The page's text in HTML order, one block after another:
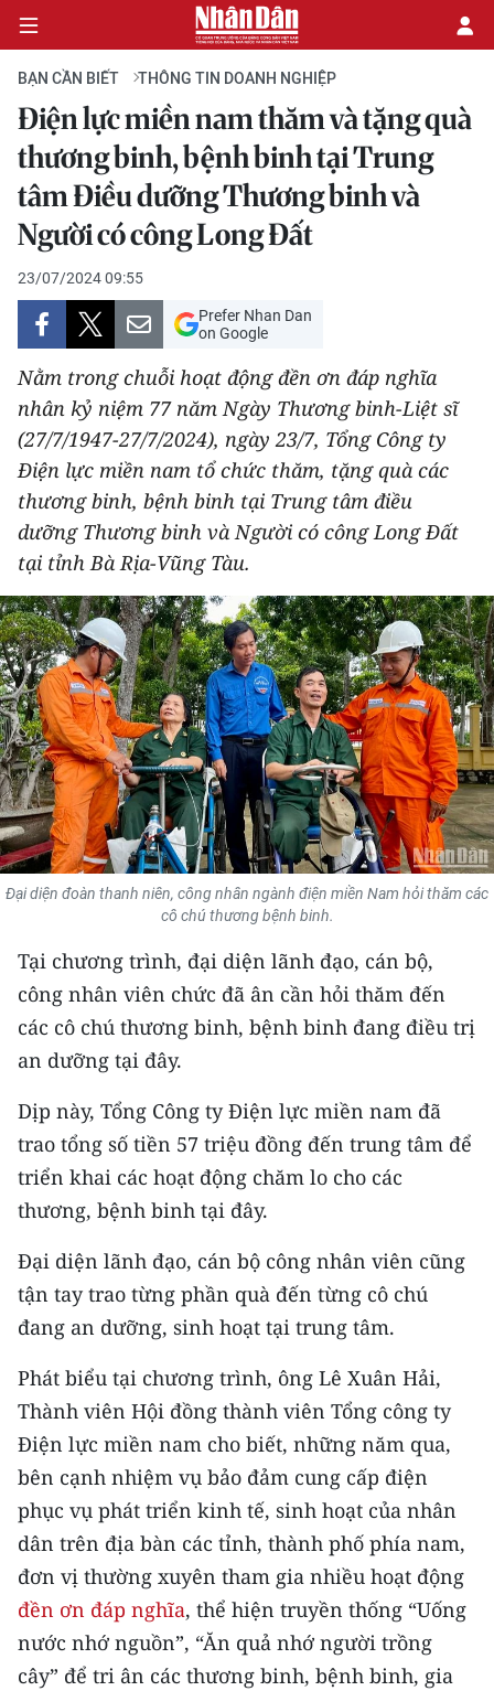
CHÍNH TRỊ
KINH TẾ
VĂN HÓA
XÃ HỘI
PHÁP LUẬT
DU LỊCH
THẾ GIỚI
THỂ THAO
GIÁO DỤC
Y TẾ
KHOA HỌC - CÔNG NGHỆ
MÔI TRƯỜNG
BẠN ĐỌC
KIỂM CHỨNG THÔNG TIN
TRI THỨC CHUYÊN SÂU
CHƯƠNG TRÌNH OCOP - MỖI XÃ
MỘT SẢN PHẨM
MEDIA CENTER
E-Magazine
Video
Media Chính trị
Media Kinh tế
Media Văn hóa
Media Xã hội
Media Pháp luật
Media Du lịch
Media Thế giới
Media Thể thao
Media Giáo dục
BẠN CẦN BIẾT THÔNG TIN DOANH NGHIỆP
Điện lực miền nam thăm và tặng quà
thương binh, bệnh binh tại Trung
tâm Điều dưỡng Thương binh và
Người có công Long Đất
23/07/2024 09:55
Prefer Nhan Dan
on Google
Nằm trong chuỗi hoạt động đền ơn đáp nghĩa
nhân kỷ niệm 77 năm Ngày Thương binh-Liệt sĩ
(27/7/1947-27/7/2024), ngày 23/7, Tổng Công ty
Điện lực miền nam tổ chức thăm, tặng quà các
thương binh, bệnh binh tại Trung tâm điều
dưỡng Thương binh và Người có công Long Đất
tại tỉnh Bà Rịa-Vũng Tàu.
Đại diện đoàn thanh niên, công nhân ngành điện miền Nam hỏi thăm các
cô chú thương bệnh binh.
Tại chương trình, đại diện lãnh đạo, cán bộ,
công nhân viên chức đã ân cần hỏi thăm đến
các cô chú thương binh, bệnh binh đang điều trị
an dưỡng tại đây.
Dịp này, Tổng Công ty Điện lực miền nam đã
trao tổng số tiền 57 triệu đồng đến trung tâm để
triển khai các hoạt động chăm lo cho các
thương, bệnh binh tại đây.
Đại diện lãnh đạo, cán bộ công nhân viên cũng
tận tay trao từng phần quà đến từng cô chú
đang an dưỡng, sinh hoạt tại trung tâm.
Phát biểu tại chương trình, ông Lê Xuân Hải,
Thành viên Hội đồng thành viên Tổng công ty
Điện lực miền nam cho biết, những năm qua,
bên cạnh nhiệm vụ bảo đảm cung cấp điện
phục vụ phát triển kinh tế, sinh hoạt của nhân
dân trên địa bàn các tỉnh, thành phố phía nam,
đơn vị thường xuyên tham gia nhiều hoạt động
đền ơn đáp nghĩa, thể hiện truyền thống “Uống
nước nhớ nguồn”, “Ăn quả nhớ người trồng
cây” để tri ân các thương binh, bệnh binh, gia